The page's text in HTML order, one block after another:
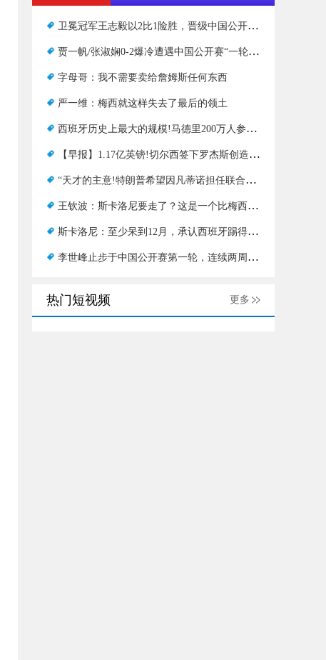
卫冕冠军王志毅以2比1险胜，晋级中国公开赛女单16强
贾一帆/张淑娴0-2爆冷遭遇中国公开赛“一轮巡回赛”
字母哥：我不需要卖给詹姆斯任何东西
严一维：梅西就这样失去了最后的领土
西班牙历史上最大的规模!马德里200万人参加了冠军庆祝活动
【早报】1.17亿英镑!切尔西签下罗杰斯创造球队纪录!
“天才的主意!特朗普希望因凡蒂诺担任联合国秘书长
王钦波：斯卡洛尼要走了？这是一个比梅西去留更棘手的问题
斯卡洛尼：至少呆到12月，承认西班牙踢得更好
李世峰止步于中国公开赛第一轮，连续两周遭遇“一轮巡回赛”
热门短视频 更多